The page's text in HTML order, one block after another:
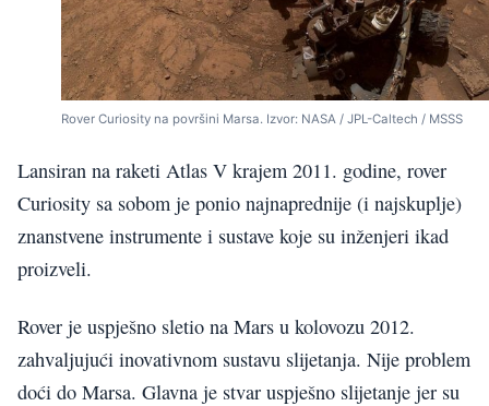
Rover Curiosity na površini Marsa. Izvor: NASA / JPL-Caltech / MSSS
Lansiran na raketi Atlas V krajem 2011. godine, rover
Curiosity sa sobom je ponio najnaprednije (i najskuplje)
znanstvene instrumente i sustave koje su inženjeri ikad
proizveli.
Rover je uspješno sletio na Mars u kolovozu 2012.
zahvaljujući inovativnom sustavu slijetanja. Nije problem
doći do Marsa. Glavna je stvar uspješno slijetanje jer su